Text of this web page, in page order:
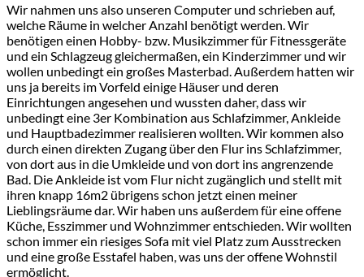
Wir nahmen uns also unseren Computer und schrieben auf,
welche Räume in welcher Anzahl benötigt werden. Wir
benötigen einen Hobby- bzw. Musikzimmer für Fitnessgeräte
und ein Schlagzeug gleichermaßen, ein Kinderzimmer und wir
wollen unbedingt ein großes Masterbad. Außerdem hatten wir
uns ja bereits im Vorfeld einige Häuser und deren
Einrichtungen angesehen und wussten daher, dass wir
unbedingt eine 3er Kombination aus Schlafzimmer, Ankleide
und Hauptbadezimmer realisieren wollten. Wir kommen also
durch einen direkten Zugang über den Flur ins Schlafzimmer,
von dort aus in die Umkleide und von dort ins angrenzende
Bad. Die Ankleide ist vom Flur nicht zugänglich und stellt mit
ihren knapp 16m2 übrigens schon jetzt einen meiner
Lieblingsräume dar. Wir haben uns außerdem für eine offene
Küche, Esszimmer und Wohnzimmer entschieden. Wir wollten
schon immer ein riesiges Sofa mit viel Platz zum Ausstrecken
und eine große Esstafel haben, was uns der offene Wohnstil
ermöglicht.